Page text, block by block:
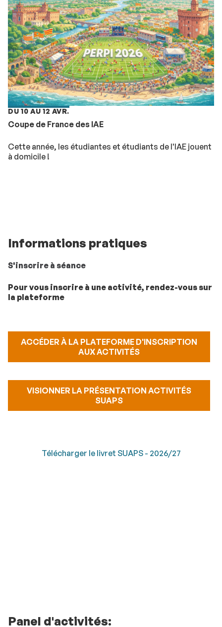
DU 10 AU 12 AVR.
Coupe de France des IAE
Cette année, les étudiantes et étudiants de l'IAE jouent
à domicile !
Informations pratiques
S'inscrire à séance
Pour vous inscrire à une activité, rendez-vous sur
la plateforme
ACCÉDER À LA PLATEFORME D'INSCRIPTION
AUX ACTIVITÉS
VISIONNER LA PRÉSENTATION ACTIVITÉS
SUAPS
Télécharger le livret SUAPS - 2026/27
Panel d'activités: